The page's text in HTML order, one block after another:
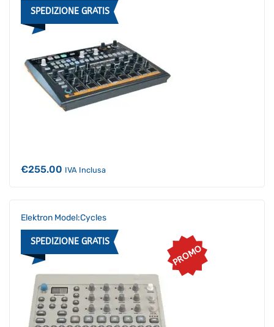
SPEDIZIONE GRATIS
€255.00 IVA Inclusa
Elektron Model:Cycles
SPEDIZIONE GRATIS
PROMO